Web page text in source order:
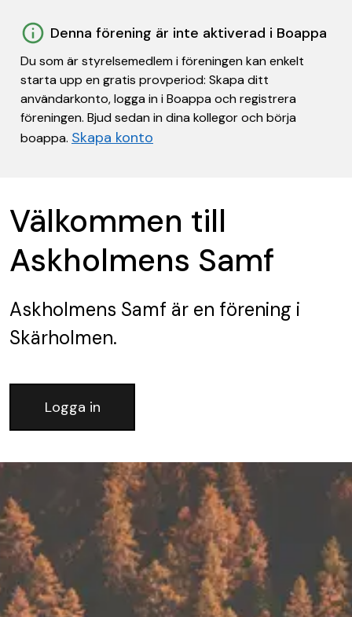
Denna förening är inte aktiverad i Boappa
Du som är styrelsemedlem i föreningen kan enkelt
starta upp en gratis provperiod: Skapa ditt
användarkonto, logga in i Boappa och registrera
föreningen. Bjud sedan in dina kollegor och börja
boappa. Skapa konto
Välkommen till
Askholmens Samf
Askholmens Samf är en förening i
Skärholmen.
Logga in